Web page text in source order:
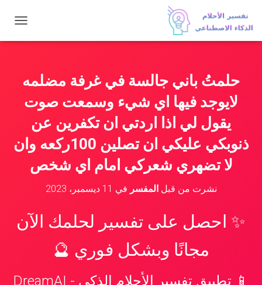
ب
ل
حلمتُ باني جالسة في غرفة مضلمه
لايوجد فيها اي شيء وسمعت صوت
يقول لي اذا اردتي ان تكفرين عن
ذنوبكي عليكي ان تصلين 100ركعه وان
لا تضهري شعركي امام اي شخص
نشرت من قبلالمفسر في 11 ديسمبر، 2023
✨ احصل على تفسير لحلمك الآن
مجانًا وبشكل فوري 🔮
📱 تطبيق تفسير الأحلام الذكي - DreamAI